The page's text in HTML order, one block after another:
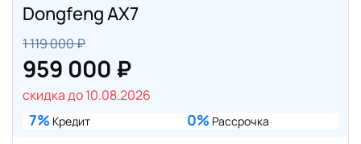
Dongfeng AX7
1 119 000 ₽
959 000 ₽
скидка до 10.08.2026
7% Кредит 0% Рассрочка